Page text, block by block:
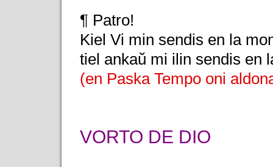
¶ Patro!
Kiel Vi min sendis en la
tiel ankaŭ mi ilin sendis en
(en Paska Tempo oni
VORTO DE DIO